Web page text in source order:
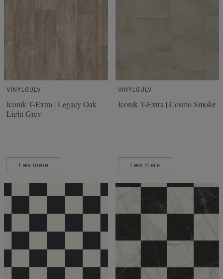
VINYLGULV
Iconik T-Extra | Legacy Oak
Light Grey
Læs mere
VINYLGULV
Iconik T-Extra | Cosmo Smoke
Læs mere